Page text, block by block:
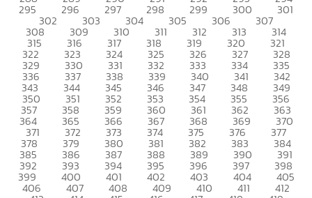
295 296 297 298 299 300 301
302 303 304 305 306 307
308 309 310 311 312 313 314
315 316 317 318 319 320 321
322 323 324 325 326 327 328
329 330 331 332 333 334 335
336 337 338 339 340 341 342
343 344 345 346 347 348 349
350 351 352 353 354 355 356
357 358 359 360 361 362 363
364 365 366 367 368 369 370
371 372 373 374 375 376 377
378 379 380 381 382 383 384
385 386 387 388 389 390 391
392 393 394 395 396 397 398
399 400 401 402 403 404 405
406 407 408 409 410 411 412